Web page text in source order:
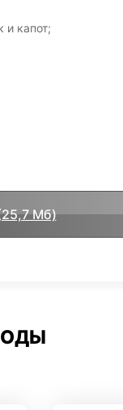
и капот;
Мб)